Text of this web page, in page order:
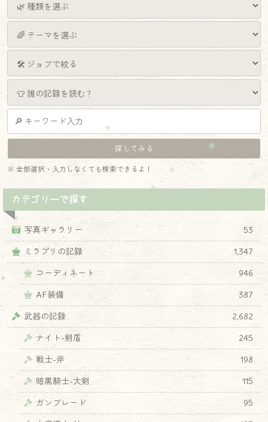
※ 全部選択・入力しなくても検索できるよ！
カテゴリーで探す
写真ギャラリー
53
ミラプリの記録
1,347
コーディネート
946
AF装備
387
武器の記録
2,682
ナイト-剣盾
245
戦士-斧
198
暗黒騎士-大剣
115
ガンブレード
95